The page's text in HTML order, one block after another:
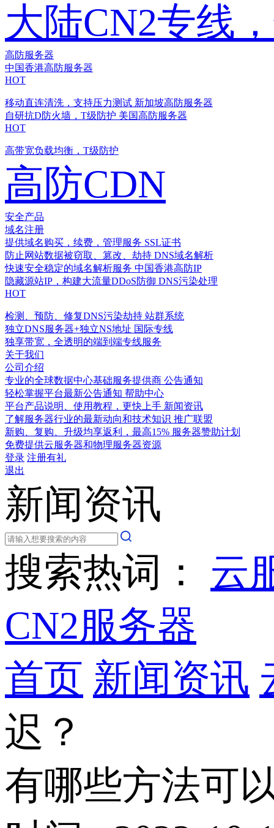
大陆CN2专线
高防服务器
中国香港高防服务器
HOT
移动直连清洗，支持压力测试 新加坡高防服务器
自研抗D防火墙，T级防护 美国高防服务器
HOT
高带宽负载均衡，T级防护
高防CDN
安全产品
域名注册
提供域名购买，续费，管理服务 SSL证书
防止网站数据被窃取、篡改、劫持 DNS域名解析
快速安全稳定的域名解析服务 中国香港高防IP
隐藏源站IP，构建大流量DDoS防御 DNS污染处理
HOT
检测、预防、修复DNS污染劫持 站群系统
独立DNS服务器+独立NS地址 国际专线
独享带宽，全透明的端到端专线服务
关于我们
公司介绍
专业的全球数据中心基础服务提供商 公告通知
轻松掌握平台最新公告通知 帮助中心
平台产品说明、使用教程，更快上手 新闻资讯
了解服务器行业的最新动向和技术知识 推广联盟
新购、复购、升级均享返利，最高15% 服务器赞助计划
免费提供云服务器和物理服务器资源
登录 注册有礼
退出
新闻资讯
搜索热词： 云
CN2服务器
首页 新闻资讯
迟？
有哪些方法可